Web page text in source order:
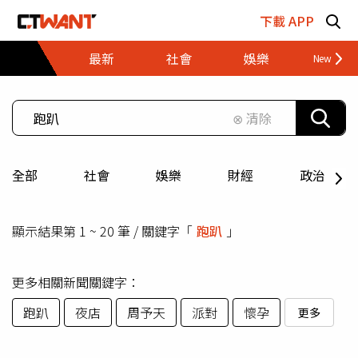
下載 APP
最新
社會 娛樂 財經
⊗ 清除
全部 社會 娛樂 財經 政治
顯示結果第 1 ~ 20 筆 / 關鍵字「 跑趴 」
更多相關新聞關鍵字：
跑趴
夜店 周予天 派對 懷孕 更多